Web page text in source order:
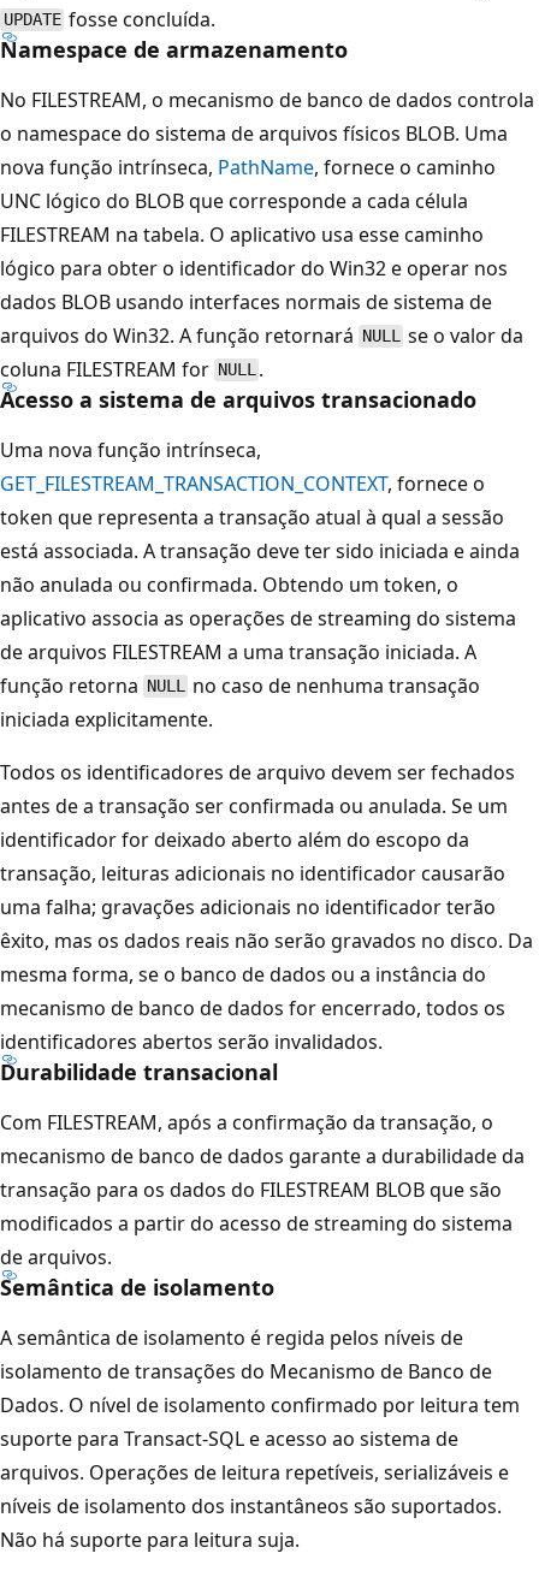
UPDATE fosse concluída.
Namespace de armazenamento
No FILESTREAM, o mecanismo de banco de dados controla
o namespace do sistema de arquivos físicos BLOB. Uma
nova função intrínseca, PathName, fornece o caminho
UNC lógico do BLOB que corresponde a cada célula
FILESTREAM na tabela. O aplicativo usa esse caminho
lógico para obter o identificador do Win32 e operar nos
dados BLOB usando interfaces normais de sistema de
arquivos do Win32. A função retornará NULL se o valor da
coluna FILESTREAM for NULL .
Acesso a sistema de arquivos transacionado
Uma nova função intrínseca,
GET_FILESTREAM_TRANSACTION_CONTEXT, fornece o
token que representa a transação atual à qual a sessão
está associada. A transação deve ter sido iniciada e ainda
não anulada ou confirmada. Obtendo um token, o
aplicativo associa as operações de streaming do sistema
de arquivos FILESTREAM a uma transação iniciada. A
função retorna NULL no caso de nenhuma transação
iniciada explicitamente.
Todos os identificadores de arquivo devem ser fechados
antes de a transação ser confirmada ou anulada. Se um
identificador for deixado aberto além do escopo da
transação, leituras adicionais no identificador causarão
uma falha; gravações adicionais no identificador terão
êxito, mas os dados reais não serão gravados no disco. Da
mesma forma, se o banco de dados ou a instância do
mecanismo de banco de dados for encerrado, todos os
identificadores abertos serão invalidados.
Durabilidade transacional
Com FILESTREAM, após a confirmação da transação, o
mecanismo de banco de dados garante a durabilidade da
transação para os dados do FILESTREAM BLOB que são
modificados a partir do acesso de streaming do sistema
de arquivos.
Semântica de isolamento
A semântica de isolamento é regida pelos níveis de
isolamento de transações do Mecanismo de Banco de
Dados. O nível de isolamento confirmado por leitura tem
suporte para Transact-SQL e acesso ao sistema de
arquivos. Operações de leitura repetíveis, serializáveis e
níveis de isolamento dos instantâneos são suportados.
Não há suporte para leitura suja.